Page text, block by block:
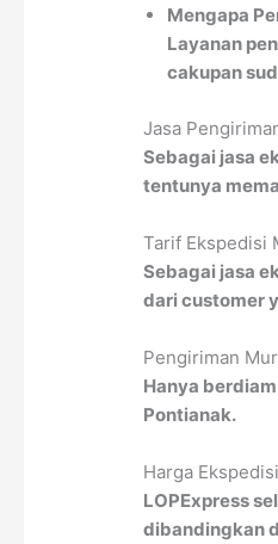
Mengapa
Layanan
cakupan
Jasa
Sebagai jasa
tentunya
Tarif Ekspedisi
Sebagai jasa
dari customer
Pengiriman
Hanya
Pontianak.
Harga
LOPExpress
dibandingkan